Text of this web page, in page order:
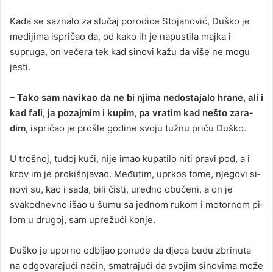
Kada se saznalo za slučaj porodice Stojanović, Duško je
medijima ispričao da, od kako ih je napustila majka i
supruga, on večera tek kad sinovi kažu da vi­še ne mo­gu
jes­ti.
– Ta­ko sam na­vi­kao da ne bi nji­ma ne­dos­ta­ja­lo hra­ne, ali i
kad fa­li, ja po­zaj­mim i ku­pim, pa vratim kad ne­što za­ra­
dim, ispričao je prošle godine svoju tužnu priču Duško.
U tro­šnoj, tuđoj kući, nije imao ku­pa­ti­lo ni­ti pra­vi pod, a i
krov im je pro­kiš­nja­vao. Međutim, uprkos to­me, nje­go­vi si­
no­vi su, kao i sada, bili čis­ti, ure­dno obučeni, a on je
svakodnevno išao u šumu sa jednom rukom i motornom pi­
lom u drugoj, sam uprežući ko­nje.
Duško je uporno odbijao po­nude da dje­ca bu­du zbri­nu­ta
na od­go­va­ra­jući način, smatrajući da svo­jim si­no­vi­ma može